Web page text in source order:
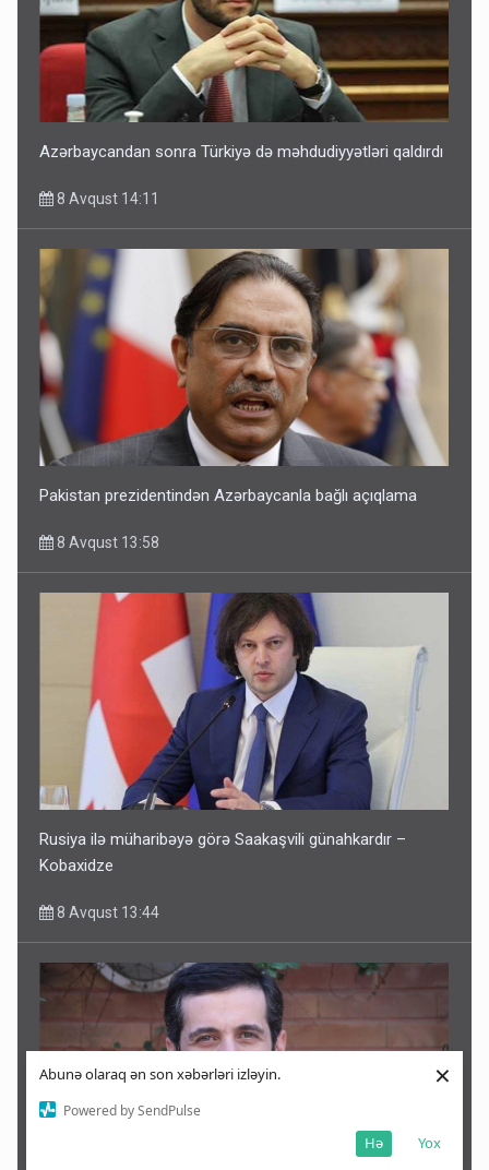
Abunə olaraq ən son xəbərləri izləyin.
Powered by SendPulse
Yox
Hə
×
Azərbaycandan sonra Türkiyə də məhdudiyyətləri qaldırdı
8 Avqust 14:11
Pakistan prezidentindən Azərbaycanla bağlı açıqlama
8 Avqust 13:58
Rusiya ilə müharibəyə görə Saakaşvili günahkardır –
Kobaxidze
8 Avqust 13:44